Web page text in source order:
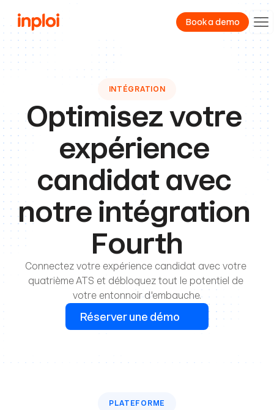
Book a demo
Company
INTÉGRATION
Optimisez votre
expérience
candidat avec
notre intégration
Fourth
Connectez votre expérience candidat avec votre
quatrième ATS et débloquez tout le potentiel de
votre entonnoir d'embauche.
Réserver une démo
PLATEFORME